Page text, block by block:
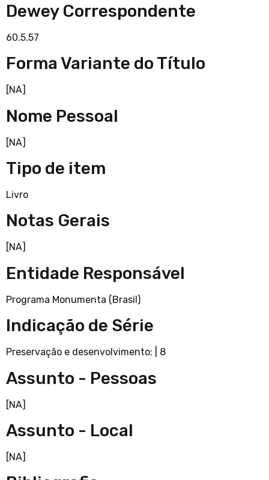
Dewey Correspondente
60.5.57
Forma Variante do Título
[NA]
Nome Pessoal
[NA]
Tipo de item
Livro
Notas Gerais
[NA]
Entidade Responsável
Programa Monumenta (Brasil)
Indicação de Série
Preservação e desenvolvimento; 8
Assunto - Pessoas
[NA]
Assunto - Local
[NA]